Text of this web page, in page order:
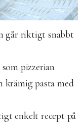
går riktigt snabbt
pizzerian
krämig pasta med
enkelt recept på